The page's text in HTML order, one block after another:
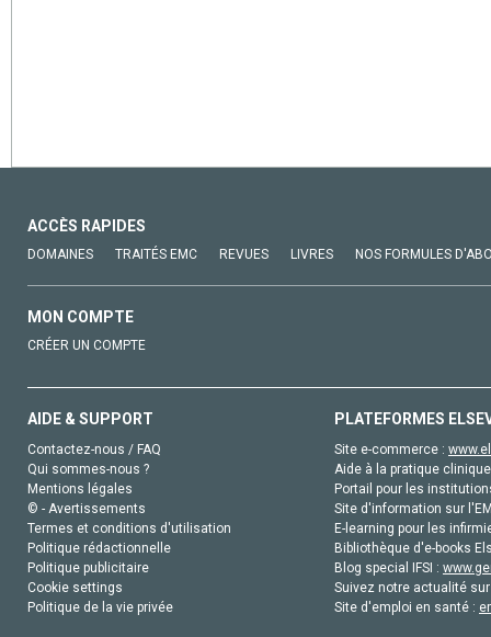
ACCÈS RAPIDES
DOMAINES TRAITÉS EMC REVUES LIVRES NOS FORMULES
MON COMPTE
CRÉER UN COMPTE
AIDE & SUPPORT
Contactez-nous / FAQ
Qui sommes-nous ?
Mentions légales
© - Avertissements
Termes et conditions d'utilisation
Politique rédactionnelle
Politique publicitaire
Cookie settings
Politique de la vie privée
PLATEFORMES
Site e-commerce :
Aide à la pratique
Portail pour les
Site d'information sur
E-learning pour les
Bibliothèque d'e-books
Blog special IFSI :
Suivez notre actualité
Site d'emploi en santé :